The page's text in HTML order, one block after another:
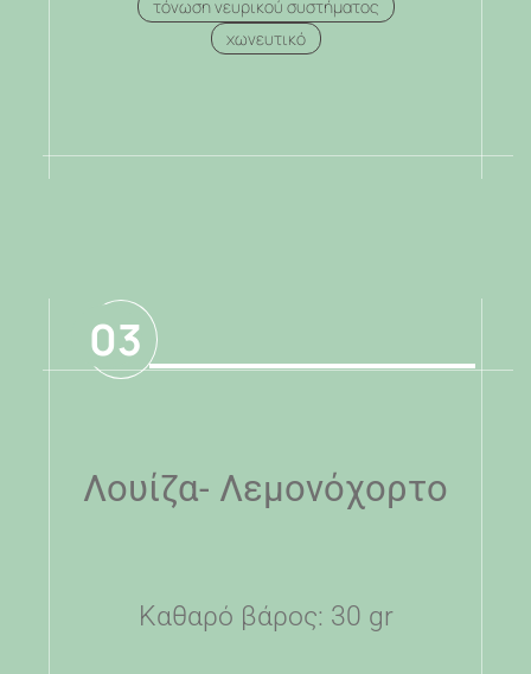
τόνωση νευρικού συστήματος
χωνευτικό
.
03
Λουίζα- Λεμονόχορτο
Καθαρό βάρος: 30 gr